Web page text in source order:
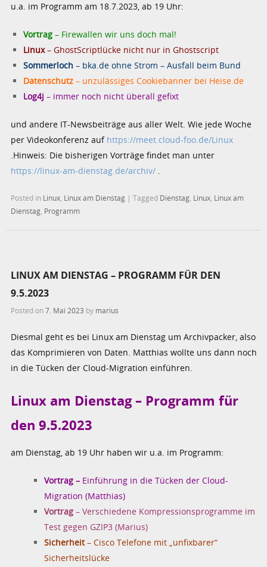
u.a. im Programm am 18.7.2023, ab 19 Uhr:
Vortrag – Firewallen wir uns doch mal!
Linux– GhostScriptlücke nicht nur in Ghostscript
Sommerloch – bka.de ohne Strom – Ausfall beim Bund
Datenschutz – unzulässiges Cookiebanner bei Heise.de
Log4j – immer noch nicht überall gefixt
und andere IT-Newsbeiträge aus aller Welt. Wie jede Woche
per Videokonferenz auf https://meet.cloud-foo.de/Linux
.Hinweis: Die bisherigen Vorträge findet man unter
https://linux-am-dienstag.de/archiv/ .
Posted in Linux, Linux am Dienstag |Tagged Dienstag, Linux, Linux am
Dienstag, Programm
LINUX AM DIENSTAG – PROGRAMM FÜR DEN
9.5.2023
Posted on7. Mai 2023 by marius
Diesmal geht es bei Linux am Dienstag um Archivpacker, also
das Komprimieren von Daten. Matthias wollte uns dann noch
in die Tücken der Cloud-Migration einführen.
Linux am Dienstag – Programm für
den 9.5.2023
am Dienstag, ab 19 Uhr haben wir u.a. im Programm:
Vortrag – Einführung in die Tücken der Cloud-
Migration (Matthias)
Vortrag – Verschiedene Kompressionsprogramme im
Test gegen GZIP3 (Marius)
Sicherheit– Cisco Telefone mit „unfixbarer“
Sicherheitslücke